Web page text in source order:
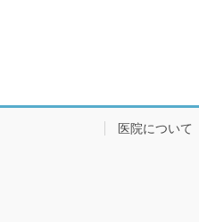
医院について